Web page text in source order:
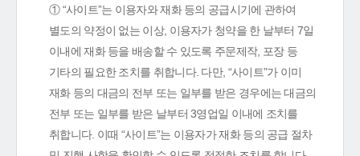
① “사이트”는 이용자와 재화 등의 공급시기에 관하여
별도의 약정이 없는 이상, 이용자가 청약을 한 날부터 7일
이내에 재화 등을 배송할 수 있도록 주문제작, 포장 등
기타의 필요한 조치를 취합니다. 다만, “사이트”가 이미
재화 등의 대금의 전부 또는 일부를 받은 경우에는 대금의
전부 또는 일부를 받은 날부터 3영업일 이내에 조치를
취합니다. 이때 “사이트”는 이용자가 재화 등의 공급 절차